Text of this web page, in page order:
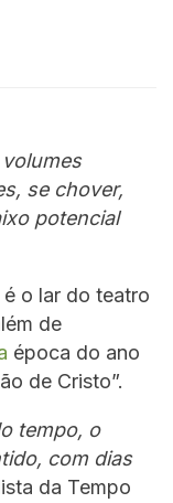
se chover,
potencial
o lar do teatro
de
época do ano
de Cristo”.
tempo, o
com dias
da Tempo